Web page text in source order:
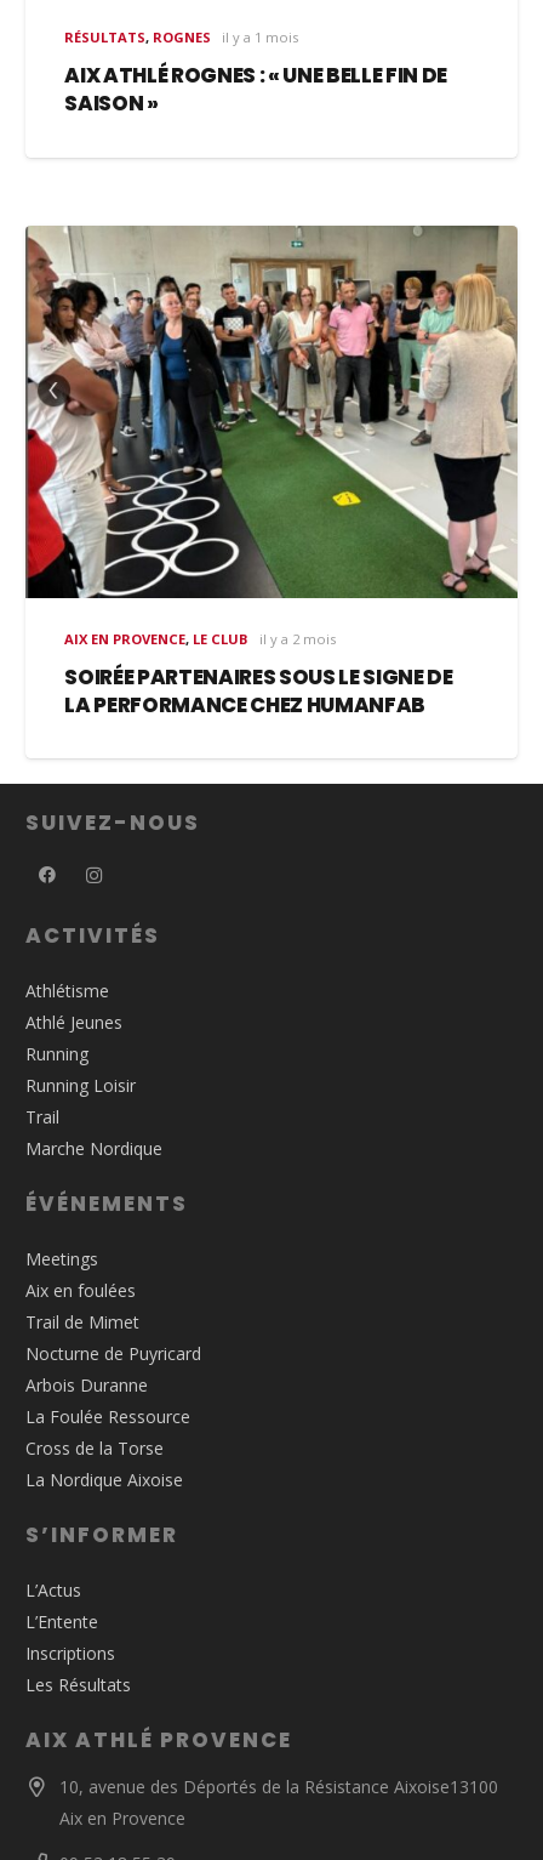
RÉSULTATS, ROGNES il y a 1 mois
AIX ATHLÉ ROGNES : « UNE BELLE FIN DE
SAISON »
AIX EN PROVENCE, LE CLUB il y a 2 mois
SOIRÉE PARTENAIRES SOUS LE SIGNE DE
LA PERFORMANCE CHEZ HUMANFAB
SUIVEZ-NOUS
ACTIVITÉS
Athlétisme
Athlé Jeunes
Running
Running Loisir
Trail
Marche Nordique
ÉVÉNEMENTS
Meetings
Aix en foulées
Trail de Mimet
Nocturne de Puyricard
Arbois Duranne
La Foulée Ressource
Cross de la Torse
La Nordique Aixoise
S’INFORMER
L’Actus
L’Entente
Inscriptions
Les Résultats
AIX ATHLÉ PROVENCE
10, avenue des Déportés de la Résistance Aixoise13100
Aix en Provence